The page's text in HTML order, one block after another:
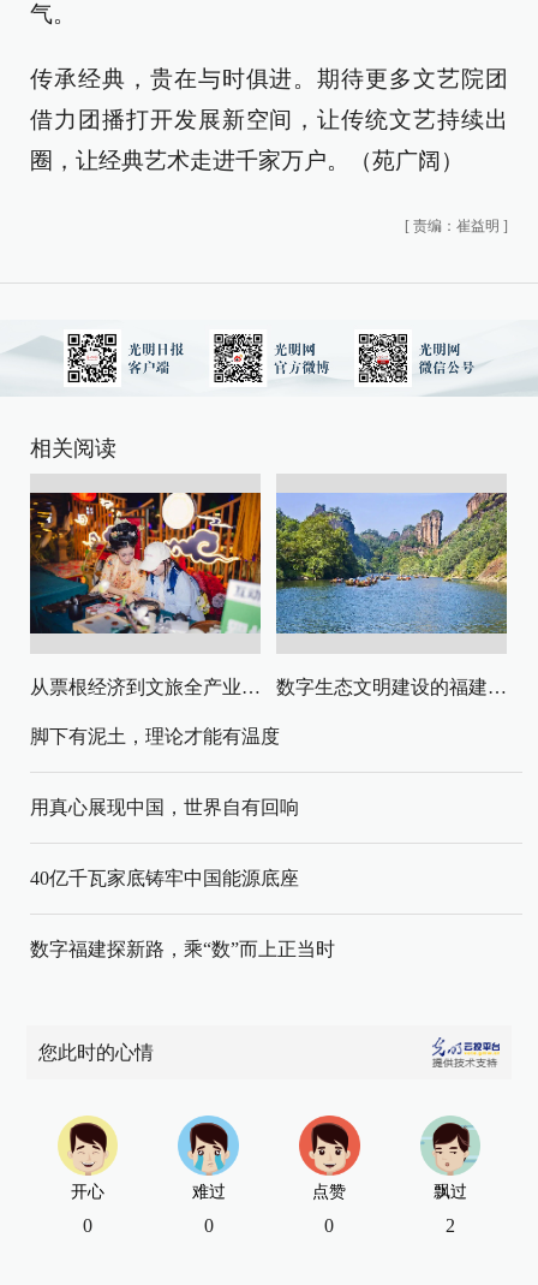
气。
传承经典，贵在与时俱进。期待更多文艺院团
借力团播打开发展新空间，让传统文艺持续出
圈，让经典艺术走进千家万户。（苑广阔）
[ 责编：崔益明 ]
相关阅读
从票根经济到文旅全产业链升级 数字生态文明建设的福建路径与启示
脚下有泥土，理论才能有温度
用真心展现中国，世界自有回响
40亿千瓦家底铸牢中国能源底座
数字福建探新路，乘“数”而上正当时
您此时的心情
开心
0
难过
0
点赞
0
飘过
2